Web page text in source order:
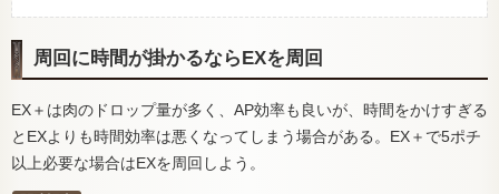
周回に時間が掛かるならEXを周回
EX＋は肉のドロップ量が多く、AP効率も良いが、時間をかけすぎる
とEXよりも時間効率は悪くなってしまう場合がある。EX＋で5ポチ
以上必要な場合はEXを周回しよう。